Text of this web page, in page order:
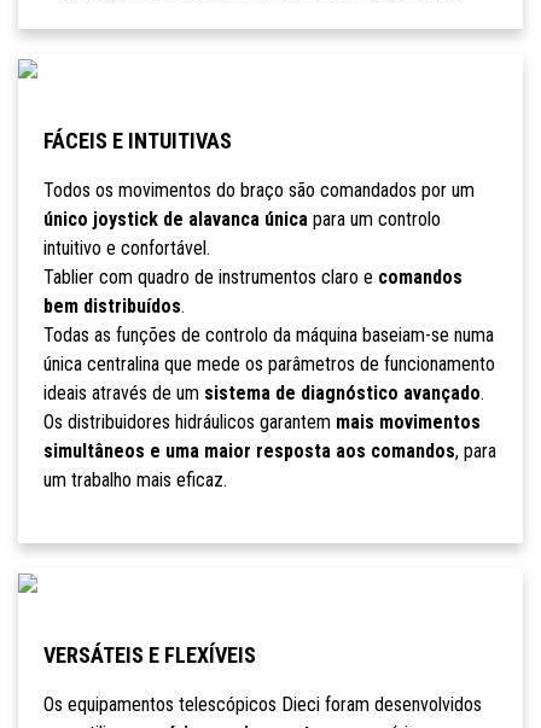
FÁCEIS E INTUITIVAS
Todos os movimentos do braço são comandados por um
único joystick de alavanca únicapara um controlo
intuitivo e confortável.
Tablier com quadro de instrumentos claro e comandos
bem distribuídos.
Todas as funções de controlo da máquina baseiam-se numa
única centralina que mede os parâmetros de funcionamento
ideais através de um sistema de diagnóstico avançado.
Os distribuidores hidráulicos garantem mais movimentos
simultâneos e uma maior resposta aos comandos, para
um trabalho mais eficaz.
VERSÁTEIS E FLEXÍVEIS
Os equipamentos telescópicos Dieci foram desenvolvidos